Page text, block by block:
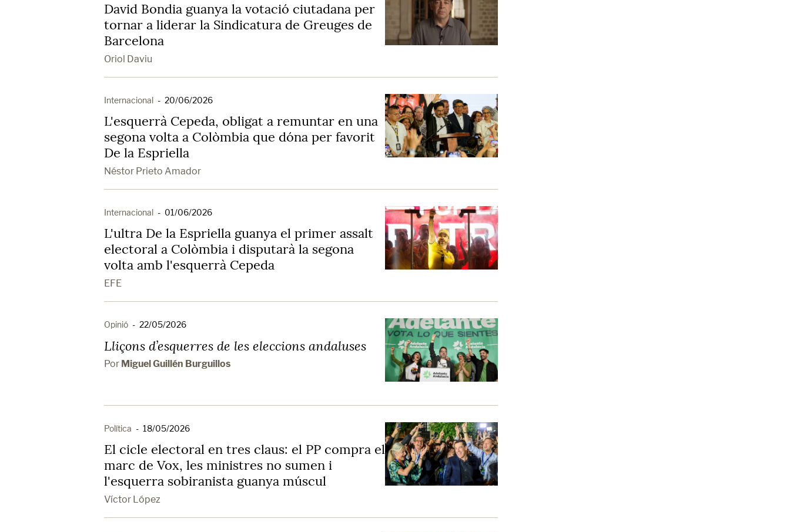
David Bondia guanya la votació ciutadana per
tornar a liderar la Sindicatura de Greuges de
Barcelona
Oriol Daviu
Internacional - 20/06/2026
L'esquerrà Cepeda, obligat a remuntar en una
segona volta a Colòmbia que dóna per favorit
De la Espriella
Néstor Prieto Amador
Internacional - 01/06/2026
L'ultra De la Espriella guanya el primer assalt
electoral a Colòmbia i disputarà la segona
volta amb l'esquerrà Cepeda
EFE
Opinió - 22/05/2026
Lliçons d’esquerres de les eleccions andaluses
Por Miguel Guillén Burguillos
Política - 18/05/2026
El cicle electoral en tres claus: el PP compra el
marc de Vox, les ministres no sumen i
l'esquerra sobiranista guanya múscul
Víctor López